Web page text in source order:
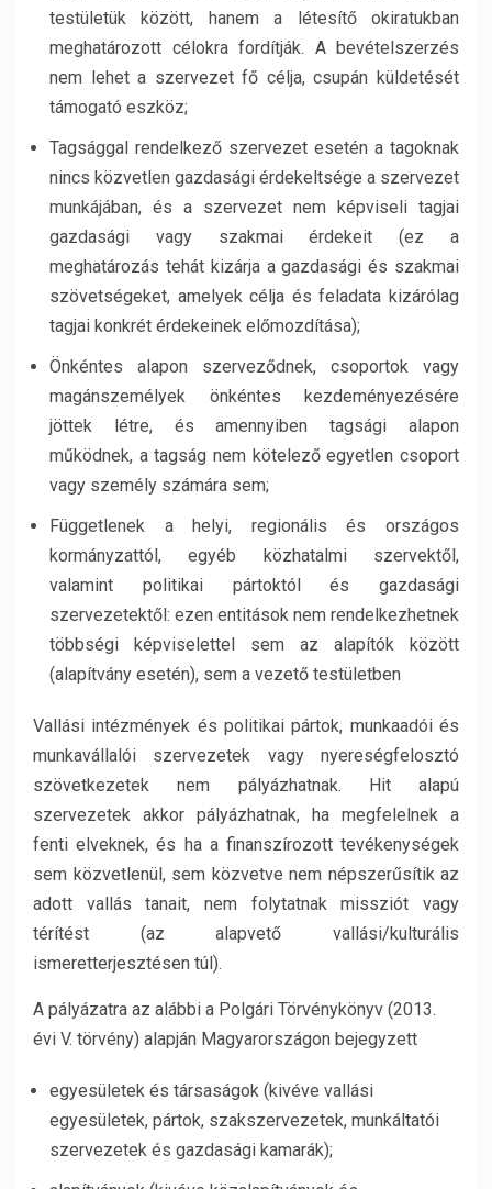
testületük között, hanem a létesítő okiratukban
meghatározott célokra fordítják. A bevételszerzés
nem lehet a szervezet fő célja, csupán küldetését
támogató eszköz;
Tagsággal rendelkező szervezet esetén a tagoknak
nincs közvetlen gazdasági érdekeltsége a szervezet
munkájában, és a szervezet nem képviseli tagjai
gazdasági vagy szakmai érdekeit (ez a
meghatározás tehát kizárja a gazdasági és szakmai
szövetségeket, amelyek célja és feladata kizárólag
tagjai konkrét érdekeinek előmozdítása);
Önkéntes alapon szerveződnek, csoportok vagy
magánszemélyek önkéntes kezdeményezésére
jöttek létre, és amennyiben tagsági alapon
működnek, a tagság nem kötelező egyetlen csoport
vagy személy számára sem;
Függetlenek a helyi, regionális és országos
kormányzattól, egyéb közhatalmi szervektől,
valamint politikai pártoktól és gazdasági
szervezetektől: ezen entitások nem rendelkezhetnek
többségi képviselettel sem az alapítók között
(alapítvány esetén), sem a vezető testületben
Vallási intézmények és politikai pártok, munkaadói és
munkavállalói szervezetek vagy nyereségfelosztó
szövetkezetek nem pályázhatnak. Hit alapú
szervezetek akkor pályázhatnak, ha megfelelnek a
fenti elveknek, és ha a finanszírozott tevékenységek
sem közvetlenül, sem közvetve nem népszerűsítik az
adott vallás tanait, nem folytatnak missziót vagy
térítést (az alapvető vallási/kulturális
ismeretterjesztésen túl).
A pályázatra az alábbi a Polgári Törvénykönyv (2013.
évi V. törvény) alapján Magyarországon bejegyzett
egyesületek és társaságok (kivéve vallási
egyesületek, pártok, szakszervezetek, munkáltatói
szervezetek és gazdasági kamarák);